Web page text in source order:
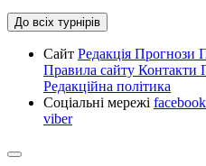
До всіх турнірів
Сайт Редакція Прогнози
Правила сайту Контакти
Редакційна політика
Соціальні мережі facebook
viber